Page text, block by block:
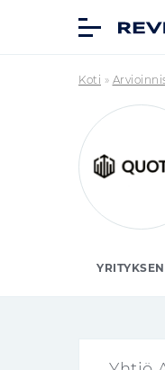
Koti »
YRITYKSEN